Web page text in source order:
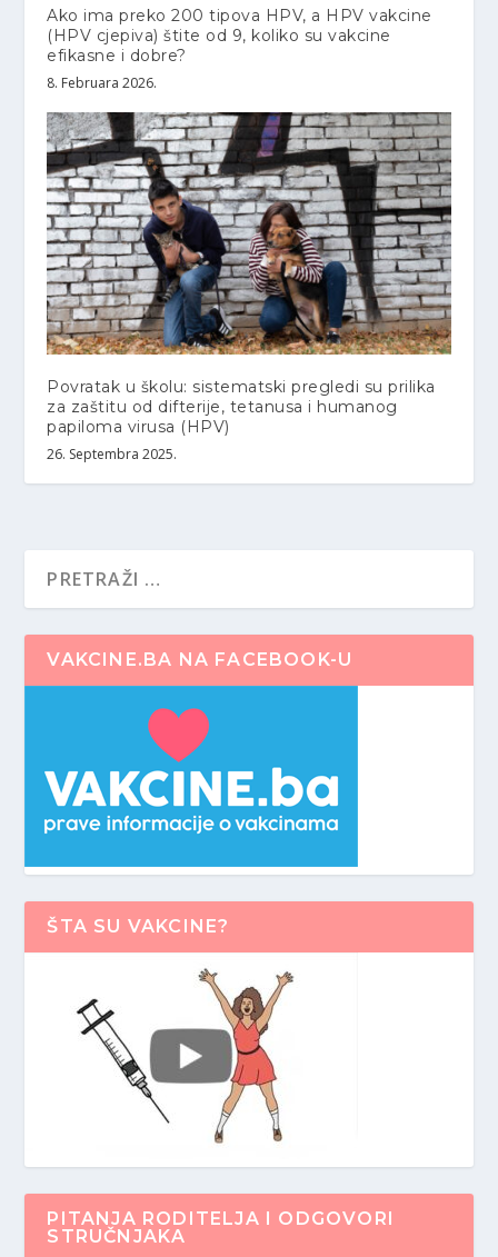
Ako ima preko 200 tipova HPV, a HPV vakcine
(HPV cjepiva) štite od 9, koliko su vakcine
efikasne i dobre?
8. Februara 2026.
Povratak u školu: sistematski pregledi su prilika
za zaštitu od difterije, tetanusa i humanog
papiloma virusa (HPV)
26. Septembra 2025.
VAKCINE.BA NA FACEBOOK-U
ŠTA SU VAKCINE?
PITANJA RODITELJA I ODGOVORI
STRUČNJAKA